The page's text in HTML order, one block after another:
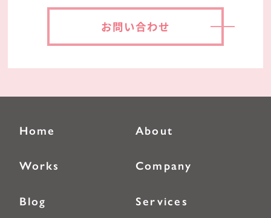
お問い合わせ
Home About
Works Company
Blog Services